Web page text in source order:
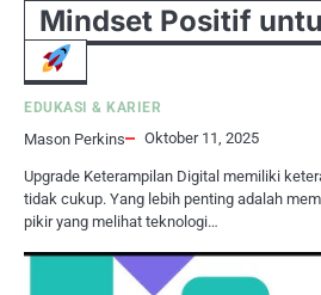
Mindset Positif
EDUKASI & KARIER
Mason Perkins Oktober 11, 2025
Upgrade Keterampilan Digital memiliki
tidak cukup. Yang lebih penting adalah
pikir yang melihat teknologi…